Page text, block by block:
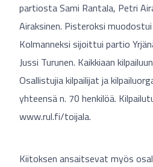
partiosta Sami Rantala, Petri
Airaksinen. Pisteroksi
Kolmanneksi sijoittui partio
Jussi Turunen. Kaikkiaan
Osallistujia kilpailijat ja
yhteensä n. 70 henkilöä.
www.rul.fi/toijala.
Kiitoksen ansaitsevat myös